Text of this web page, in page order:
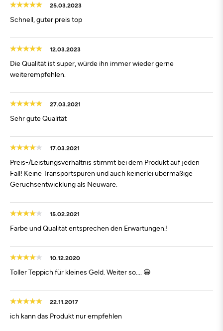
25.03.2023
Schnell, guter preis top
12.03.2023
Die Qualität ist super, würde ihn immer wieder gerne
weiterempfehlen.
27.03.2021
Sehr gute Qualität
17.03.2021
Preis-/Leistungsverhältnis stimmt bei dem Produkt auf jeden
Fall! Keine Transportspuren und auch keinerlei übermäßige
Geruchsentwicklung als Neuware.
15.02.2021
Farbe und Qualität entsprechen den Erwartungen.!
10.12.2020
Toller Teppich für kleines Geld. Weiter so.... 😀
22.11.2017
ich kann das Produkt nur empfehlen